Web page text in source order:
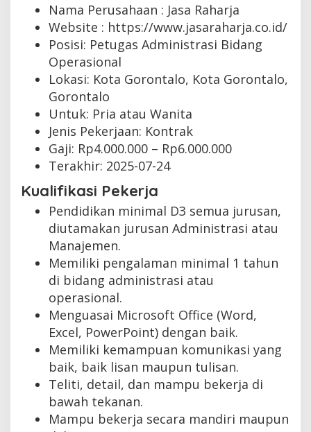
Nama Perusahaan : Jasa Raharja
Website : https://www.jasaraharja.co.id/
Posisi: Petugas Administrasi Bidang
Operasional
Lokasi: Kota Gorontalo, Kota Gorontalo,
Gorontalo
Untuk: Pria atau Wanita
Jenis Pekerjaan: Kontrak
Gaji: Rp4.000.000 – Rp6.000.000
Terakhir: 2025-07-24
Kualifikasi Pekerja
Pendidikan minimal D3 semua jurusan,
diutamakan jurusan Administrasi atau
Manajemen.
Memiliki pengalaman minimal 1 tahun
di bidang administrasi atau
operasional.
Menguasai Microsoft Office (Word,
Excel, PowerPoint) dengan baik.
Memiliki kemampuan komunikasi yang
baik, baik lisan maupun tulisan.
Teliti, detail, dan mampu bekerja di
bawah tekanan.
Mampu bekerja secara mandiri maupun